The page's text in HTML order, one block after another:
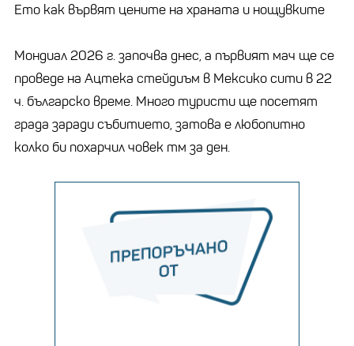
Ето как вървят цените на храната и нощувките
Мондиал 2026 г. започва днес, а първият мач ще се
проведе на Ацтека стейдиъм в Мексико сити в 22
ч. българско време. Много туристи ще посетят
града заради събитието, затова е любопитно
колко би похарчил човек тм за ден.